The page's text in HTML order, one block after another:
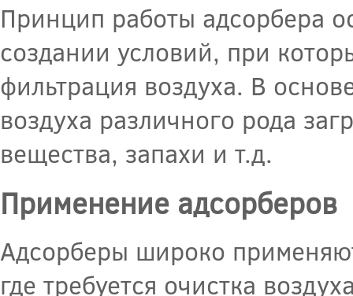
Принцип работы адсорбера
создании условий, при
фильтрация воздуха. В
воздуха различного рода
вещества, запахи и т.д.
Применение адсорберов
Адсорберы широко
где требуется очистка